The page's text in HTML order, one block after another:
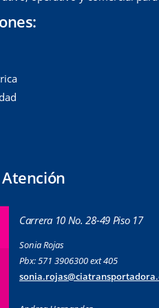
Carrera 10 No. 28-49 Piso 17
Sonia Rojas
Pbx: 571 3906300 ext 405